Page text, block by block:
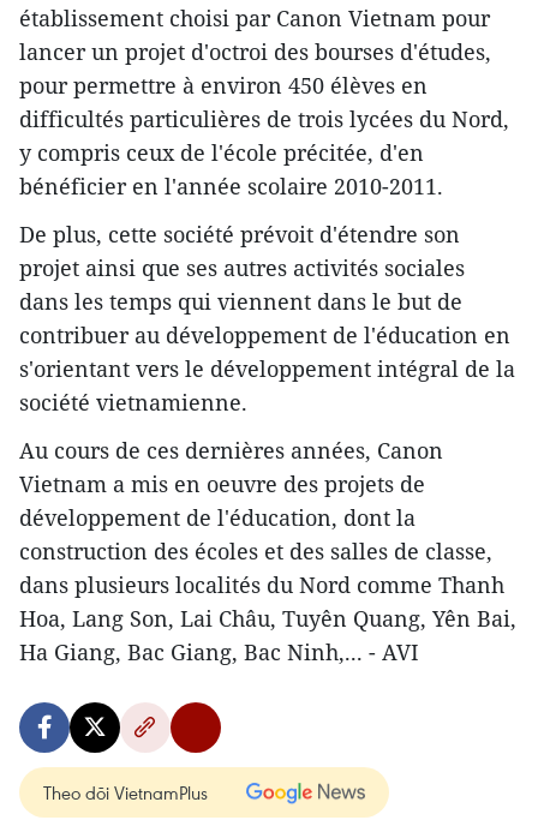
établissement choisi par Canon Vietnam pour
lancer un projet d'octroi des bourses d'études,
pour permettre à environ 450 élèves en
difficultés particulières de trois lycées du Nord,
y compris ceux de l'école précitée, d'en
bénéficier en l'année scolaire 2010-2011.
De plus, cette société prévoit d'étendre son
projet ainsi que ses autres activités sociales
dans les temps qui viennent dans le but de
contribuer au développement de l'éducation en
s'orientant vers le développement intégral de la
société vietnamienne.
Au cours de ces dernières années, Canon
Vietnam a mis en oeuvre des projets de
développement de l'éducation, dont la
construction des écoles et des salles de classe,
dans plusieurs localités du Nord comme Thanh
Hoa, Lang Son, Lai Châu, Tuyên Quang, Yên Bai,
Ha Giang, Bac Giang, Bac Ninh,... - AVI
Theo dõi VietnamPlus